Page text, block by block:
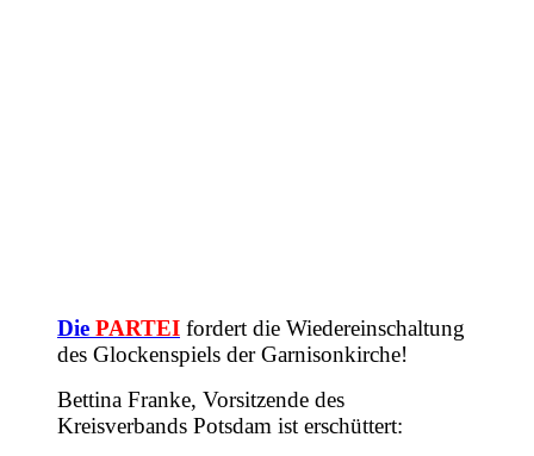
Die PARTEI fordert die Wiedereinschaltung
des Glockenspiels der Garnisonkirche!
Bettina Franke, Vorsitzende des
Kreisverbands Potsdam ist erschüttert: